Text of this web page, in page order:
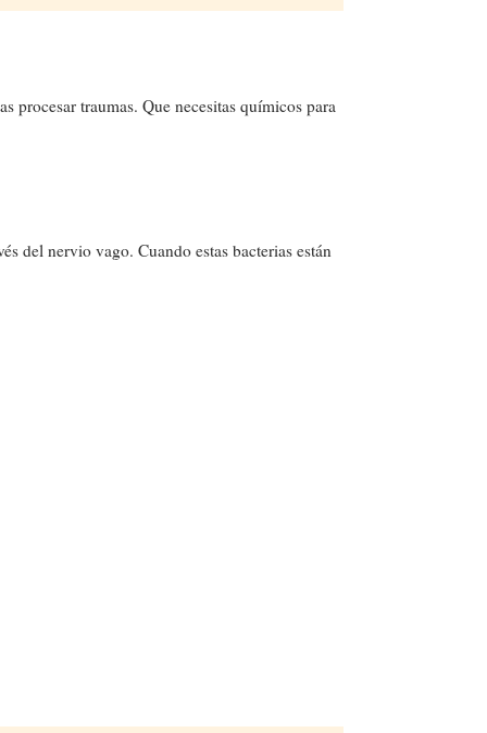
procesar traumas. Que necesitas químicos para
del nervio vago. Cuando estas bacterias están